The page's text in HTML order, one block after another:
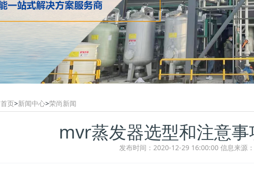
首页>新闻中心>荣尚新闻
mvr蒸发器选型和注意
发布时间：2020-12-29 16:00:00 信息来源